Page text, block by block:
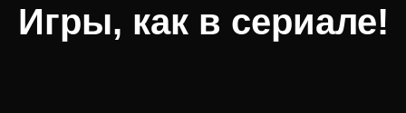
Игры, как в сериале!